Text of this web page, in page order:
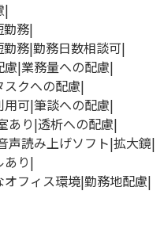
勤務
勤務 勤務日数相談可
慮 業務量への配慮
スクへの配慮
用可 筆談への配慮
あり 透析への配慮
声読み上げソフト 拡大鏡
り
オフィス環境 勤務地配慮